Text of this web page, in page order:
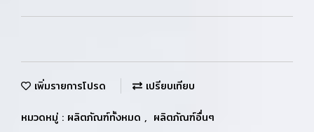
เพิ่มรายการโปรด เปรียบเทียบ
หมวดหมู่ : ผลิตภัณฑ์ทั้งหมด , ผลิตภัณฑ์อื่นๆ